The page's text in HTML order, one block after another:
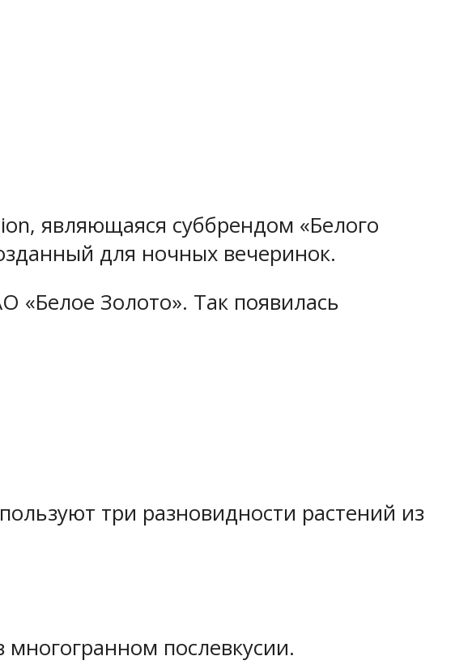
являющаяся суббрендом «Белого
для ночных вечеринок.
«Белое Золото». Так появилась
три разновидности растений из
послевкусии.